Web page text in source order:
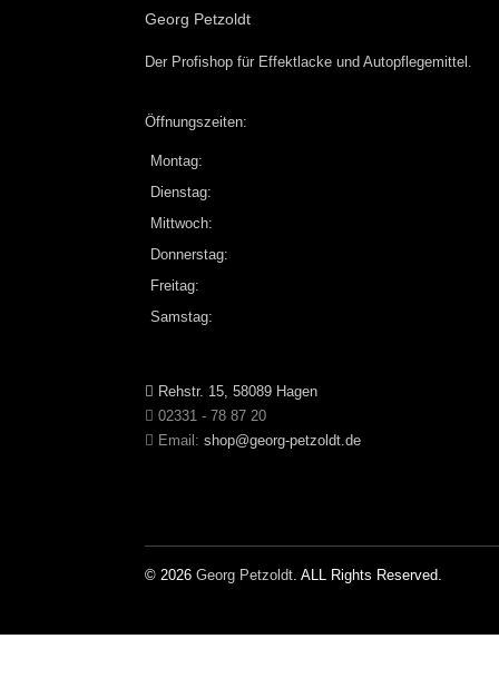
Georg Petzoldt
Der Profishop für Effektlacke und Autopflegemittel .
Öffnungszeiten:
Montag:
Dienstag:
Mittwoch:
Donnerstag:
Freitag:
Samstag:
Rehstr. 15, 58089 Hagen
02331 - 78 87 20
Email: shop@georg-petzoldt.de
© 2026 Georg Petzoldt . ALL Rights Reserved.